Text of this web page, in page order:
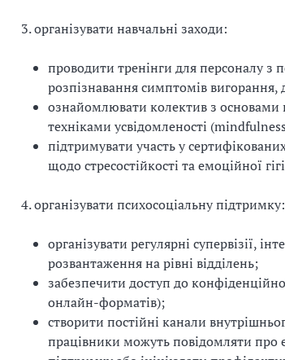
3. організувати навчальні заходи:
проводити тренінги для персоналу з
розпізнавання симптомів вигорання,
ознайомлювати колектив з основами
техніками усвідомленості
підтримувати участь у
щодо стресостійкості та емоційної
4. організувати психосоціальну підтримку:
організувати регулярні супервізії,
розвантаження на рівні відділень;
забезпечити доступ до
онлайн-форматів);
створити постійні канали
працівники можуть повідомляти про